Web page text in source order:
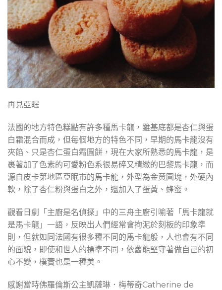
再見亞眠
法國的地方特色糕點有許多種馬卡龍，雖基底都是杏仁與蛋
白霜混合而成，但每個地方的特色不同，早期的馬卡龍沒有
夾餡、只是杏仁蛋白霜圓餅，現在大家所熟悉的馬卡龍，是
裹著加了色素的可愛粉色系很易碎又精緻的巴黎馬卡龍，而
源自皮卡第地區亞眠市的馬卡龍，外型為金黃圓塊，外硬內
軟，除了杏仁粉與蛋白之外，還加入了蛋黃、蜂蜜。
觀看日劇「主廚是名偵探」中的三舟主廚引喻著「馬卡龍就
是馬卡龍」一語，反映出人們經常會拘泥於刻板的印象準
則，但就如同法國有很多種不同的馬卡龍般，人也會有不同
的面貌，即使和世人的標準不同，依舊能堅守著做自己的初
心不變，樸實也是一種美。
感謝當時佛羅倫斯公主凱薩琳．梅蒂奇Catherine de